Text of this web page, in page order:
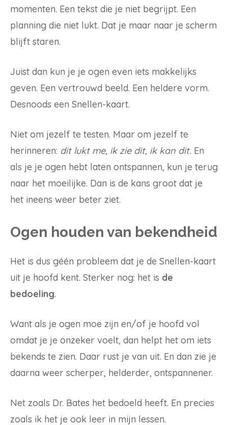
momenten. Een tekst die je niet begrijpt. Een
planning die niet lukt. Dat je maar naar je scherm
blijft staren.
Juist dan kun je je ogen even iets makkelijks
geven. Een vertrouwd beeld. Een heldere vorm.
Desnoods een Snellen-kaart.
Niet om jezelf te testen. Maar om jezelf te
herinneren: dit lukt me, ik zie dit, ik kan dit. En
als je je ogen hebt laten ontspannen, kun je terug
naar het moeilijke. Dan is de kans groot dat je
het ineens weer beter ziet.
Ogen houden van bekendheid
Het is dus géén probleem dat je de Snellen-kaart
uit je hoofd kent. Sterker nog: het is de
bedoeling.
Want als je ogen moe zijn en/of je hoofd vol
omdat je je onzeker voelt, dan helpt het om iets
bekends te zien. Daar rust je van uit. En dan zie je
daarna weer scherper, helderder, ontspannener.
Net zoals Dr. Bates het bedoeld heeft. En precies
zoals ik het je ook leer in mijn lessen.